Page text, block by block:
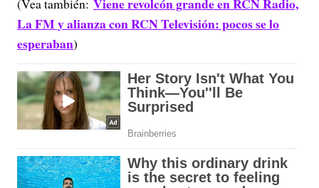
(Vea también:
La FM y alianza con RCN Televisión: pocos se lo
esperaban)